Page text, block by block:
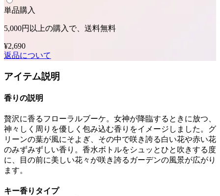
単品購入
5,000円以上の購入で、送料無料
¥2,690
返品について
アイテム説明
香りの説明
贅沢に香るフローラルブーケ。女神が降臨するときに放つ、
神々しく周りを優しく包み込む香りをイメージしました。グ
リーンの葉が風にそよぎ、その中で咲き誇る白い花や赤い花
のみずみずしい香り。香水ボトルをシュッとひと吹きする度
に、目の前に美しい花々が咲き誇るガーデンの風景が広がり
ます。
キー香りタイプ